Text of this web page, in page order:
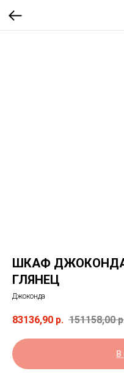
ШКАФ ДЖОКОНДА
ГЛЯНЕЦ
Джоконда
83136,90 р. 151158,00